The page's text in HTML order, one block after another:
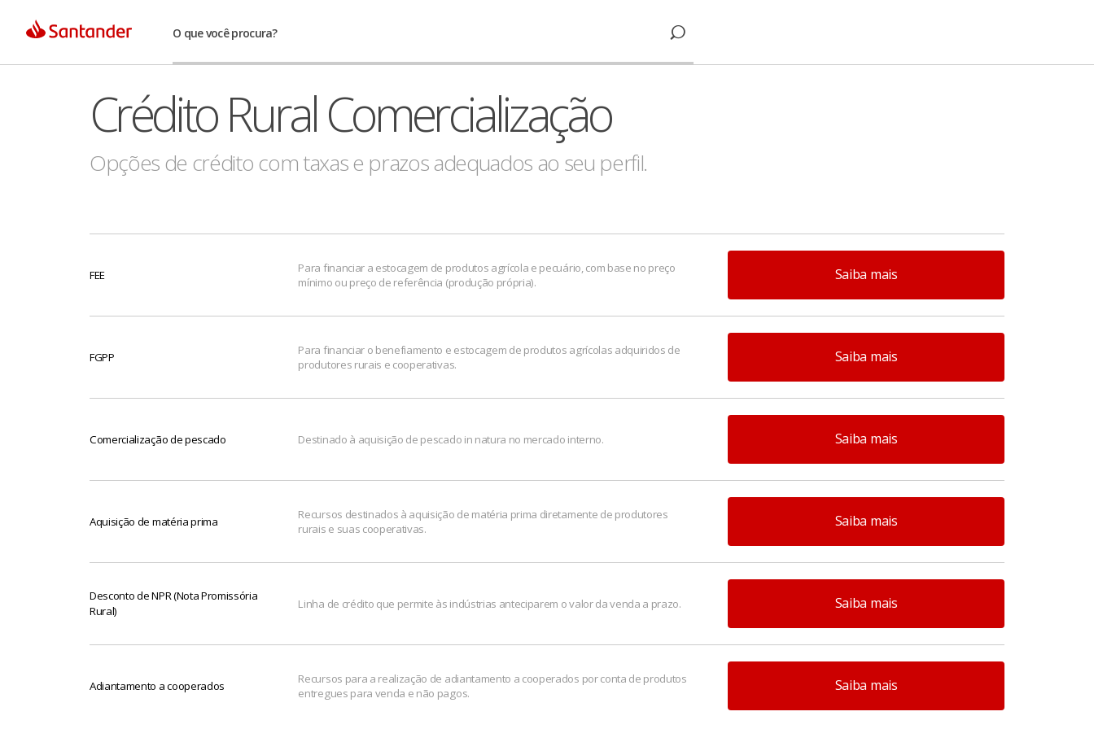
O que você procura?
Crédito Rural Comercialização
Opções de crédito com taxas e prazos adequados ao seu perfil.
FEE
Para financiar a estocagem de produtos agrícola e pecuário, com base no preço
mínimo ou preço de referência (produção própria).
Saiba mais
FGPP
Para financiar o benefiamento e estocagem de produtos agrícolas adquiridos de
produtores rurais e cooperativas.
Saiba mais
Comercialização de pescado Destinado à aquisição de pescado in natura no mercado interno. Saiba mais
Aquisição de matéria prima
Recursos destinados à aquisição de matéria prima diretamente de produtores
rurais e suas cooperativas.
Saiba mais
Desconto de NPR (Nota Promissória
Rural)
Linha de crédito que permite às indústrias anteciparem o valor da venda a prazo. Saiba mais
Adiantamento a cooperados
Recursos para a realização de adiantamento a cooperados por conta de produtos
entregues para venda e não pagos.
Saiba mais